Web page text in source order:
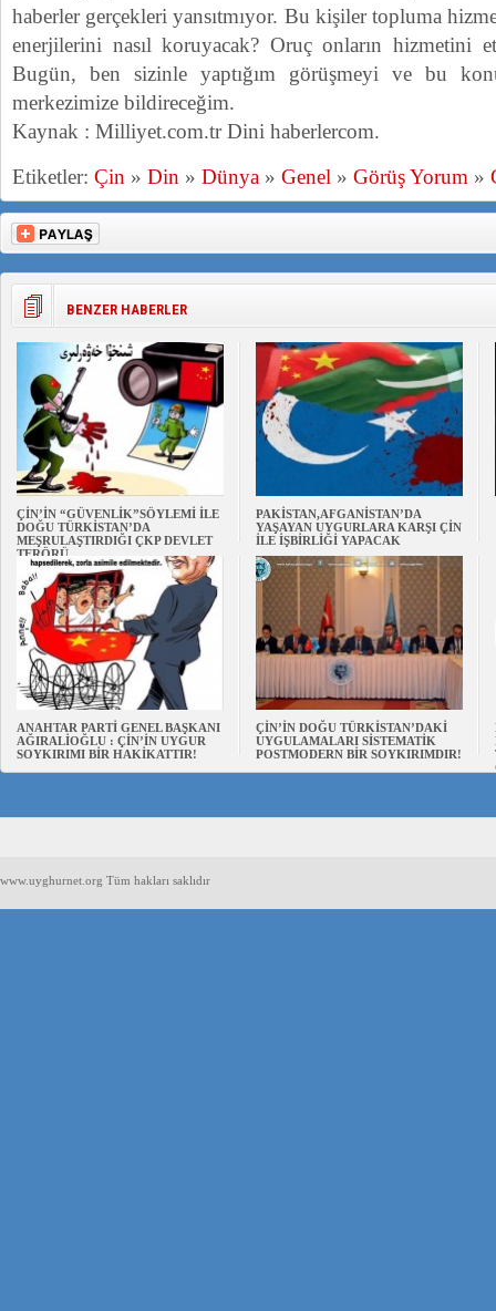
haberler gerçekleri yansıtmıyor. Bu kişiler topluma
enerjilerini nasıl koruyacak? Oruç onların hizmetini
Bugün, ben sizinle yaptığım görüşmeyi ve bu
merkezimize bildireceğim.
Kaynak : Milliyet.com.tr Dini haberlercom.
Etiketler: Çin » Din » Dünya » Genel » Görüş Yorum »
BENZER HABERLER
ÇİN’İN “GÜVENLİK”SÖYLEMİ İLE
DOĞU TÜRKİSTAN’DA
MEŞRULAŞTIRDIĞI ÇKP DEVLET
TERÖRÜ
PAKİSTAN,AFGANİSTAN’DA
YAŞAYAN UYGURLARA KARŞI ÇİN
İLE İŞBİRLİĞİ YAPACAK
ANAHTAR PARTİ GENEL BAŞKANI
AĞIRALİOĞLU : ÇİN’İN UYGUR
SOYKIRIMI BİR HAKİKATTIR!
ÇİN’İN DOĞU TÜRKİSTAN’DAKİ
UYGULAMALARI SİSTEMATİK
POSTMODERN BİR SOYKIRIMDIR!
www.uyghurnet.org Tüm hakları saklıdır